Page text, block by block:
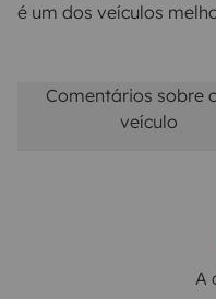
é um dos veículos
Comentários sobre
veículo
A